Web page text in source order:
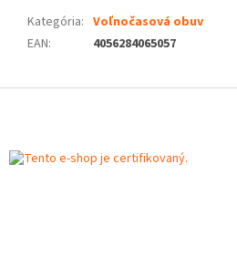
Kategória: Voľnočasová obuv
EAN: 4056284065057